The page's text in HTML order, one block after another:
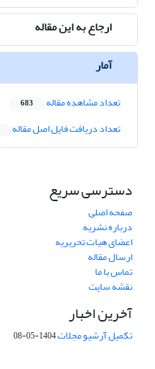
ارجاع به این مقاله
آمار
تعداد مشاهده مقاله 683
تعداد دریافت فایل اصل مقاله
دسترسی سریع
صفحه اصلی
درباره نشریه
اعضای هیات تحریریه
ارسال مقاله
تماس با ما
نقشه سایت
آخرین اخبار
تکمیل آرشیو مجلات1404-05-08